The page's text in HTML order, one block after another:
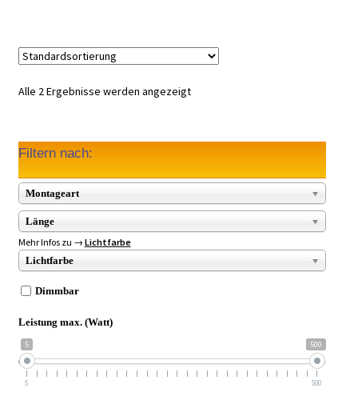
Alle 2 Ergebnisse werden angezeigt
Filtern nach:
Montageart
Länge
Mehr Infos zu → Lichtfarbe
Lichtfarbe
Dimmbar
Leistung max. (Watt)
5 500
5 500